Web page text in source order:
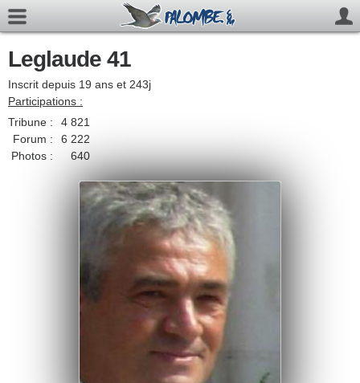
Leglaude 41
Inscrit depuis 19 ans et 243j
Participations :
Tribune :
4 821
Forum :
6 222
Photos :
640